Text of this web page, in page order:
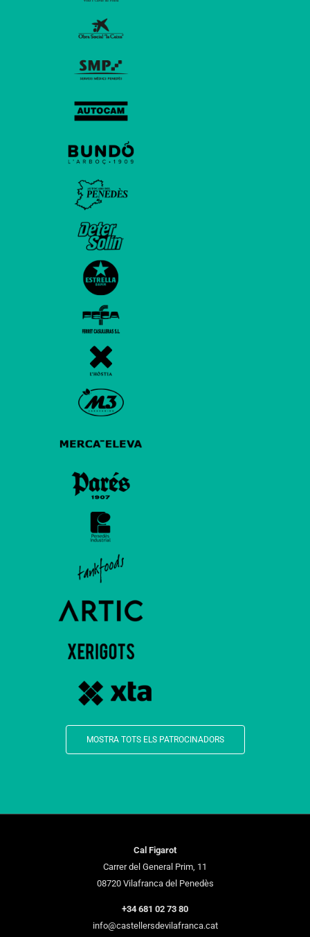
MOSTRA TOTS ELS PATROCINADORS
Cal Figarot
Carrer del General Prim, 11
08720 Vilafranca del Penedès
+34 681 02 73 80
info@castellersdevilafranca.cat